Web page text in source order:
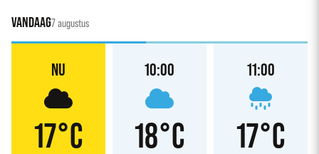
VANDAAG7 augustus
NU
17°C
10:00
18°C
11:00
17°C